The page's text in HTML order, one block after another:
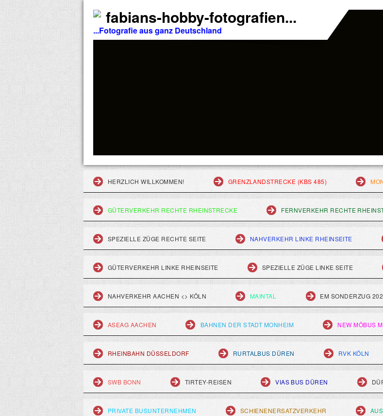
fabians-hobby-fotografien...
...Fotografie aus ganz Deutschland
HERZLICH WILLKOMMEN! GRENZLANDSTRECKE (KBS 485)
GÜTERVERKEHR RECHTE RHEINSTRECKE FERNVERKEHR RECHTE
SPEZIELLE ZÜGE RECHTE SEITE NAHVERKEHR LINKE RHEINSEITE
GÜTERVERKEHR LINKE RHEINSEITE SPEZIELLE ZÜGE LINKE SEITE
NAHVERKEHR AACHEN <> KÖLN MAINTAL EM SONDERZUG
ASEAG AACHEN BAHNEN DER STADT MONHEIM NEW MÖBUS
RHEINBAHN DÜSSELDORF RURTALBUS DÜREN RVK KÖLN
SWB BONN TIRTEY-REISEN VIAS BUS DÜREN
PRIVATE BUSUNTERNEHMEN SCHIENENERSATZVERKEHR